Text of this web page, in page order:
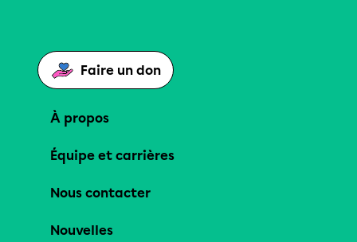
Faire un don
À propos
Équipe et carrières
Nous contacter
Nouvelles